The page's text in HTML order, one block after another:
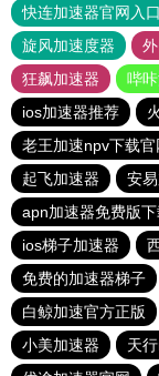
快连加速器官网入口
旋风加速度器
狂飙加速器
哔
ios加速器推荐
老王加速npv下载官
起飞加速器
安
apn加速器免费版
ios梯子加速器
免费的加速器梯子
白鲸加速官方正版
小美加速器
天